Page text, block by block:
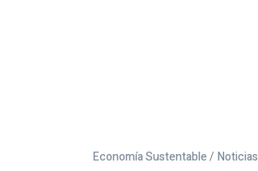
Economía Sustentable / Noticias